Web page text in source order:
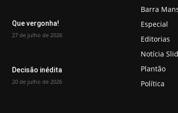
Que vergonha!
27 de julho de 2026
Decisão inédita
20 de julho de 2026
Barra
Especial
Editorias
Notícia
Plantão
Política